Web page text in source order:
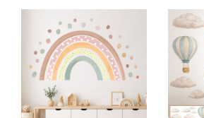
Klikni za detalje